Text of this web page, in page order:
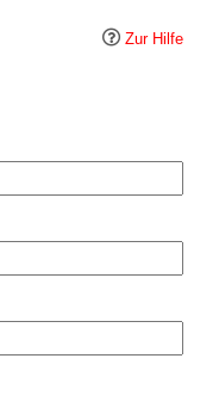
Zur Hilfe